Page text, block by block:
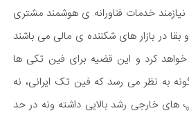
نیازمند خدمات فناورانه ی هوشمند مشتری
در بازار های شکننده ی مالی می باشند
کرد و این قضیه برای فین تکی ها
به نظر می رسد که فین تک ایرانی، نه
های خارجی رشد بالایی داشته ونه در حد